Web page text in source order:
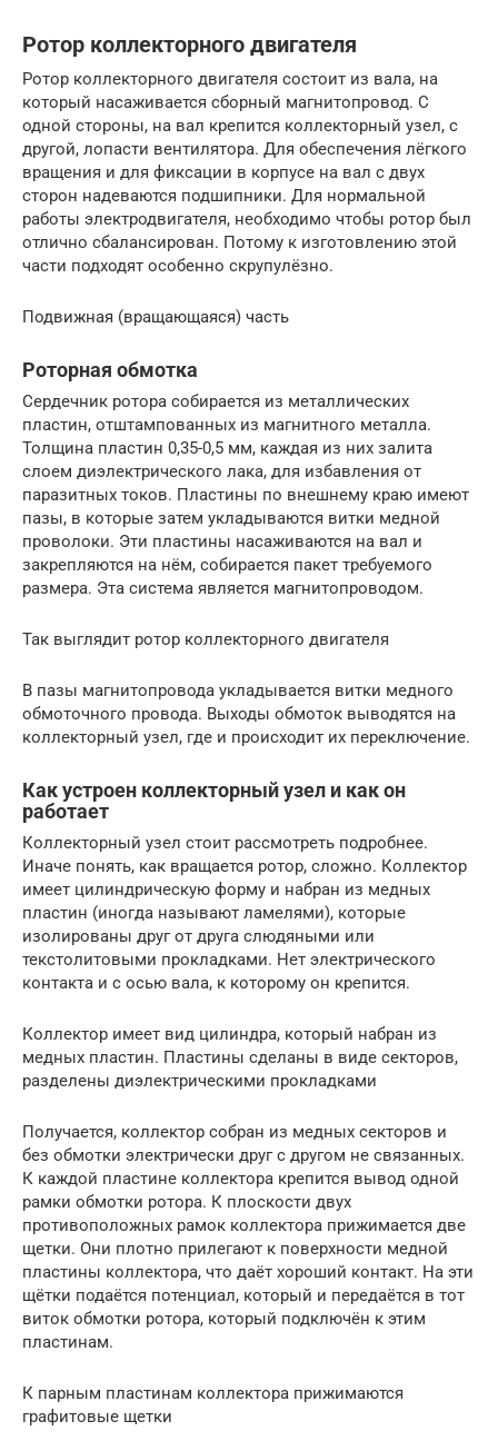
Ротор коллекторного двигателя
Ротор коллекторного двигателя состоит из вала, на
который насаживается сборный магнитопровод. С
одной стороны, на вал крепится коллекторный узел, с
другой, лопасти вентилятора. Для обеспечения лёгкого
вращения и для фиксации в корпусе на вал с двух
сторон надеваются подшипники. Для нормальной
работы электродвигателя, необходимо чтобы ротор был
отлично сбалансирован. Потому к изготовлению этой
части подходят особенно скрупулёзно.
Подвижная (вращающаяся) часть
Роторная обмотка
Сердечник ротора собирается из металлических
пластин, отштампованных из магнитного металла.
Толщина пластин 0,35-0,5 мм, каждая из них залита
слоем диэлектрического лака, для избавления от
паразитных токов. Пластины по внешнему краю имеют
пазы, в которые затем укладываются витки медной
проволоки. Эти пластины насаживаются на вал и
закрепляются на нём, собирается пакет требуемого
размера. Эта система является магнитопроводом.
Так выглядит ротор коллекторного двигателя
В пазы магнитопровода укладывается витки медного
обмоточного провода. Выходы обмоток выводятся на
коллекторный узел, где и происходит их переключение.
Как устроен коллекторный узел и как он
работает
Коллекторный узел стоит рассмотреть подробнее.
Иначе понять, как вращается ротор, сложно. Коллектор
имеет цилиндрическую форму и набран из медных
пластин (иногда называют ламелями), которые
изолированы друг от друга слюдяными или
текстолитовыми прокладками. Нет электрического
контакта и с осью вала, к которому он крепится.
Коллектор имеет вид цилиндра, который набран из
медных пластин. Пластины сделаны в виде секторов,
разделены диэлектрическими прокладками
Получается, коллектор собран из медных секторов и
без обмотки электрически друг с другом не связанных.
К каждой пластине коллектора крепится вывод одной
рамки обмотки ротора. К плоскости двух
противоположных рамок коллектора прижимается две
щетки. Они плотно прилегают к поверхности медной
пластины коллектора, что даёт хороший контакт. На эти
щётки подаётся потенциал, который и передаётся в тот
виток обмотки ротора, который подключён к этим
пластинам.
К парным пластинам коллектора прижимаются
графитовые щетки